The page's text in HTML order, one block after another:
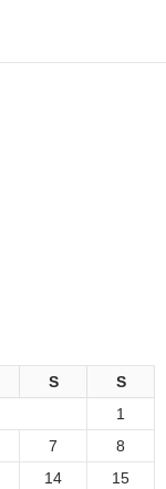
S
S
1
7
8
14
15